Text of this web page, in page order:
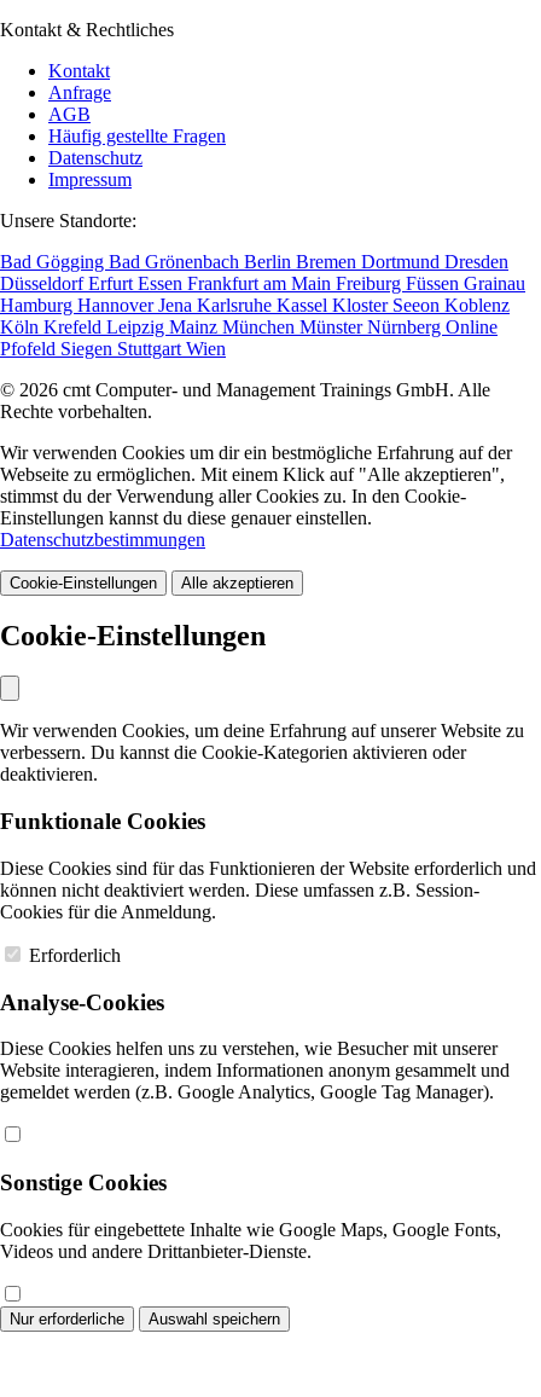
Kontakt & Rechtliches
Kontakt
Anfrage
AGB
Häufig gestellte Fragen
Datenschutz
Impressum
Unsere Standorte:
Bad Gögging Bad Grönenbach Berlin Bremen Dortmund Dresden
DüsseldorfErfurt Essen Frankfurt am Main Freiburg Füssen Grainau
Hamburg HannoverJena Karlsruhe Kassel Kloster Seeon Koblenz
Köln Krefeld Leipzig Mainz München MünsterNürnberg Online
Pfofeld Siegen Stuttgart Wien
© 2026 cmt Computer- und Management Trainings GmbH. Alle
Rechte vorbehalten.
Wir verwenden Cookies um dir ein bestmögliche Erfahrung auf der
Webseite zu ermöglichen. Mit einem Klick auf "Alle akzeptieren",
stimmst du der Verwendung aller Cookies zu. In den Cookie-
Einstellungen kannst du diese genauer einstellen.
Datenschutzbestimmungen
Cookie-Einstellungen Alle akzeptieren
Cookie-Einstellungen
Wir verwenden Cookies, um deine Erfahrung auf unserer Website zu
verbessern. Du kannst die Cookie-Kategorien aktivieren oder
deaktivieren.
Funktionale Cookies
Diese Cookies sind für das Funktionieren der Website erforderlich und
können nicht deaktiviert werden. Diese umfassen z.B. Session-
Cookies für die Anmeldung.
Erforderlich
Analyse-Cookies
Diese Cookies helfen uns zu verstehen, wie Besucher mit unserer
Website interagieren, indem Informationen anonym gesammelt und
gemeldet werden (z.B. Google Analytics, Google Tag Manager).
Sonstige Cookies
Cookies für eingebettete Inhalte wie Google Maps, Google Fonts,
Videos und andere Drittanbieter-Dienste.
Nur erforderliche Auswahl speichern